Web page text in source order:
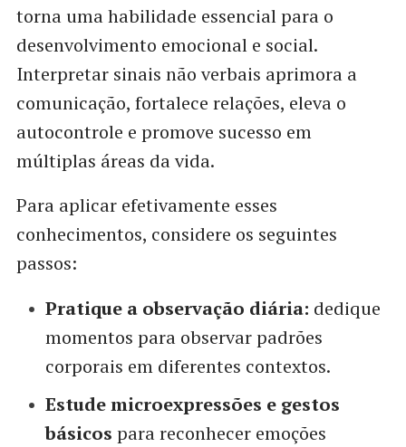
torna uma habilidade essencial para o
desenvolvimento emocional e social.
Interpretar sinais não verbais aprimora a
comunicação, fortalece relações, eleva o
autocontrole e promove sucesso em
múltiplas áreas da vida.
Para aplicar efetivamente esses
conhecimentos, considere os seguintes
passos:
Pratique a observação diária: dedique
momentos para observar padrões
corporais em diferentes contextos.
Estude microexpressões e gestos
básicos para reconhecer emoções